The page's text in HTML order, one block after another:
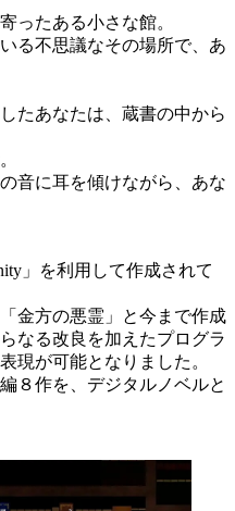
ったある小さな館。
る不思議なその場所で、あ
たあなたは、蔵書の中から
音に耳を傾けながら、あな
」を利用して作成されて
金方の悪霊」と今まで作成
なる改良を加えたプログラ
現が可能となりました。
８作を、デジタルノベルと